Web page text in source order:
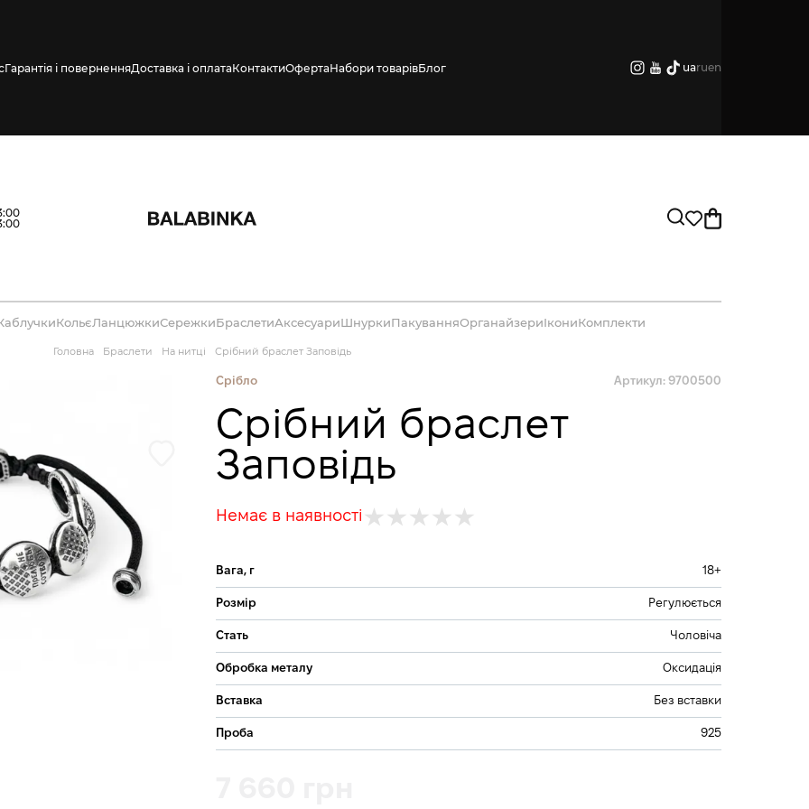
Гарантія і поверненняДоставка і оплатаКонтактиОфертаНабори товарівБлог uaruen
КольєЛанцюжкиСережкиБраслетиАксесуариШнуркиПакуванняОрганайзериІкониКомплекти
Головна Браслети На нитці Срібний браслет Заповідь
Срібло Артикул: 9700500
Срібний браслет
Заповідь
Немає в наявності
Вага, г 18+
Розмір Регулюється
Стать Чоловіча
Обробка металу Оксидація
Вставка Без вставки
Проба 925